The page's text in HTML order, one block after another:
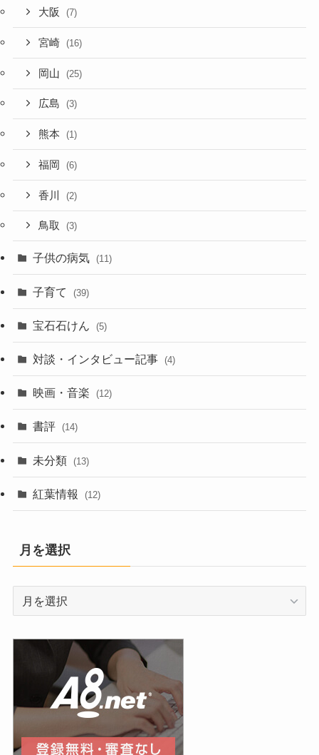
大阪 (7)
宮崎 (16)
岡山 (25)
広島 (3)
熊本 (1)
福岡 (6)
香川 (2)
鳥取 (3)
子供の病気 (11)
子育て (39)
宝石石けん (5)
対談・インタビュー記事 (4)
映画・音楽 (12)
書評 (14)
未分類 (13)
紅葉情報 (12)
月を選択